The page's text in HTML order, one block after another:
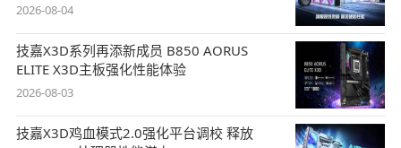
2026-08-04
技嘉X3D系列再添新成员 B850 AORUS
ELITE X3D主板强化性能体验
2026-08-03
技嘉X3D鸡血模式2.0强化平台调校 释放